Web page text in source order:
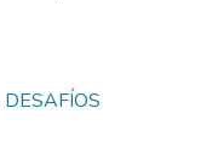
DESAFÍOS